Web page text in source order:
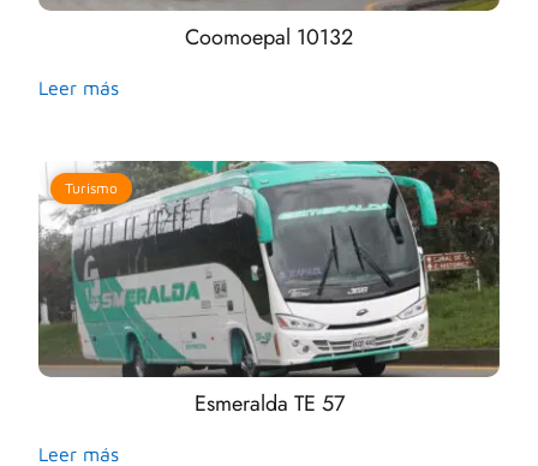
Coomoepal 10132
Leer más
Turismo
Esmeralda TE 57
Leer más